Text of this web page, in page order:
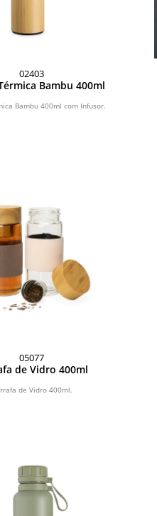
02403
Bambu 400ml
Bambu 400ml com Infusor.
05077
de Vidro 400ml
de Vidro 400ml.